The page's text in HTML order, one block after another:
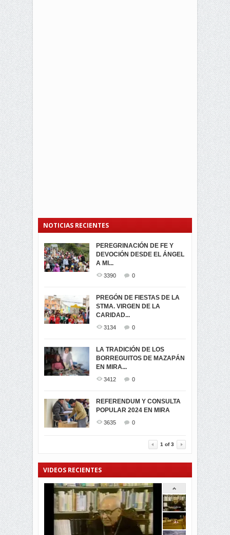
NOTICIAS RECIENTES
PEREGRINACIÓN DE FE Y
DEVOCIÓN DESDE EL ÁNGEL
A MI...
3390 0
PREGÓN DE FIESTAS DE LA
STMA. VIRGEN DE LA
CARIDAD...
3134 0
LA TRADICIÓN DE LOS
BORREGUITOS DE MAZAPÁN
EN MIRA...
3412 0
REFERENDUM Y CONSULTA
POPULAR 2024 EN MIRA
3635 0
PROCESIÓN DE LA VIRGEN
DE LA CARIDAD 2024
3060
-ENCENDIDO DEL ARBOL DE
...
MIRA
3439
TRIUNFO DE...
SEGUNDA VUELTA
ELECCIONES
PRESIDENCIALES 2023 EN
M...
ELECCION CRUCIAL:
SEGUNDA VUELTA
PRESIDENCIAL EL 1...
VIRTUALES ASAMBLEISTAS
POR LA PROVINCIA DEL
CARCHI...
MIRA.EC FUE
GALARDONADA
1 of3
VIDEOS RECIENTES